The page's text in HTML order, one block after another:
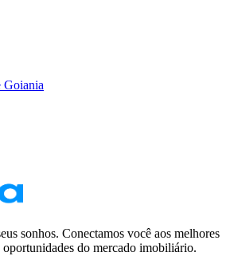
Goiania
sonhos. Conectamos você aos melhores
oportunidades do mercado imobiliário.